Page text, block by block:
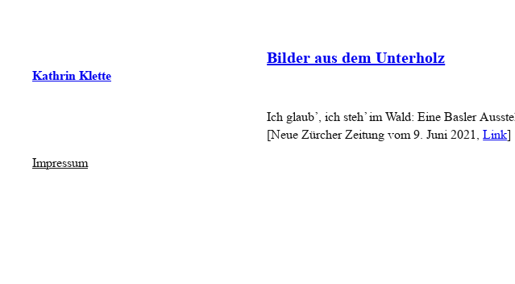
Kathrin Klette
Impressum
Bilder aus dem Unterholz
Ich glaub’, ich steh’ im Wald: Eine Basler
[Neue Zürcher Zeitung vom 9. Juni 2021,Link]